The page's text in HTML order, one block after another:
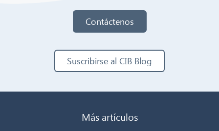
Contáctenos
Suscribirse al CIB Blog
Más artículos